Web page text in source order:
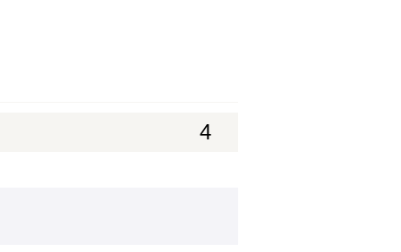
4